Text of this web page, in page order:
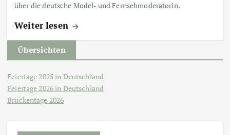
über die deutsche Model- und Fernsehmoderatorin.
Weiter lesen
Übersichten
Feiertage 2025 in Deutschland
Feiertage 2026 in Deutschland
Brückentage 2026